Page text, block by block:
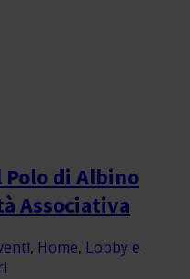
Polo di Albino
Associativa
, Home, Lobby e